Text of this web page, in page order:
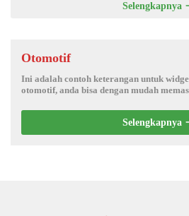
Selengkapnya
Otomotif
Ini adalah contoh keterangan untuk
otomotif, anda bisa dengan mudah
Selengkapnya